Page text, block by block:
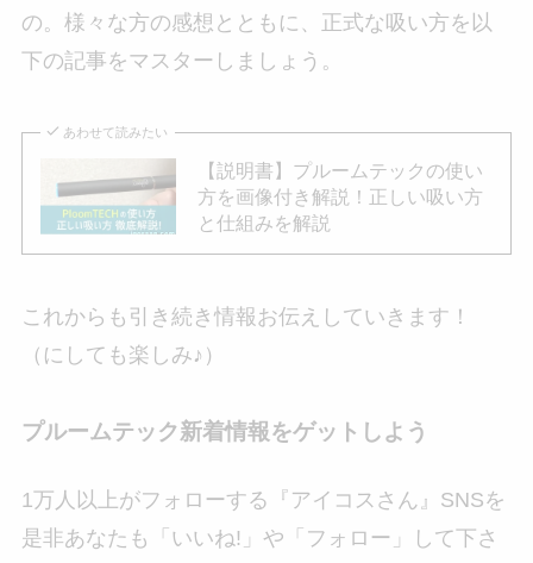
の。様々な方の感想とともに、正式な吸い方を以
下の記事をマスターしましょう。
あわせて読みたい
【説明書】プルームテックの使い
方を画像付き解説！正しい吸い方
と仕組みを解説
これからも引き続き情報お伝えしていきます！
（にしても楽しみ♪）
プルームテック新着情報をゲットしよう
1万人以上がフォローする『アイコスさん』SNSを
是非あなたも「いいね!」や「フォロー」して下さ